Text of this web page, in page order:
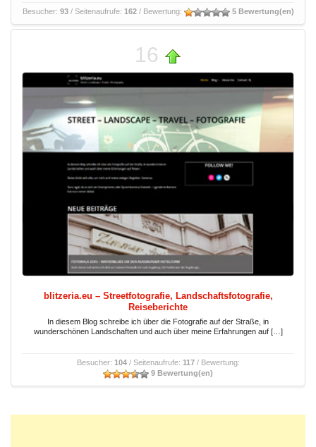
Besucher: 93/ Seitenaufrufe: 162/ Bewertung: 5 Bewertung(en)
16
blitzeria.eu – Streetfotografie, Landschaftsfotografie,
Reiseberichte
In diesem Blog schreibe ich über die Fotografie auf der Straße, in
wunderschönen Landschaften und auch über meine Erfahrungen auf […]
Besucher: 104/ Seitenaufrufe: 117/ Bewertung:
9 Bewertung(en)